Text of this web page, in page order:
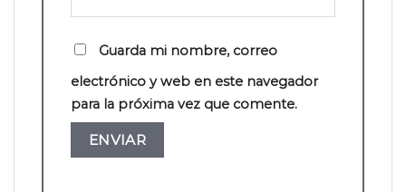
Guarda mi nombre, correo
electrónico y web en este navegador
para la próxima vez que comente.